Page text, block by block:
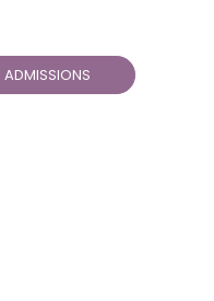
ADMISSIONS